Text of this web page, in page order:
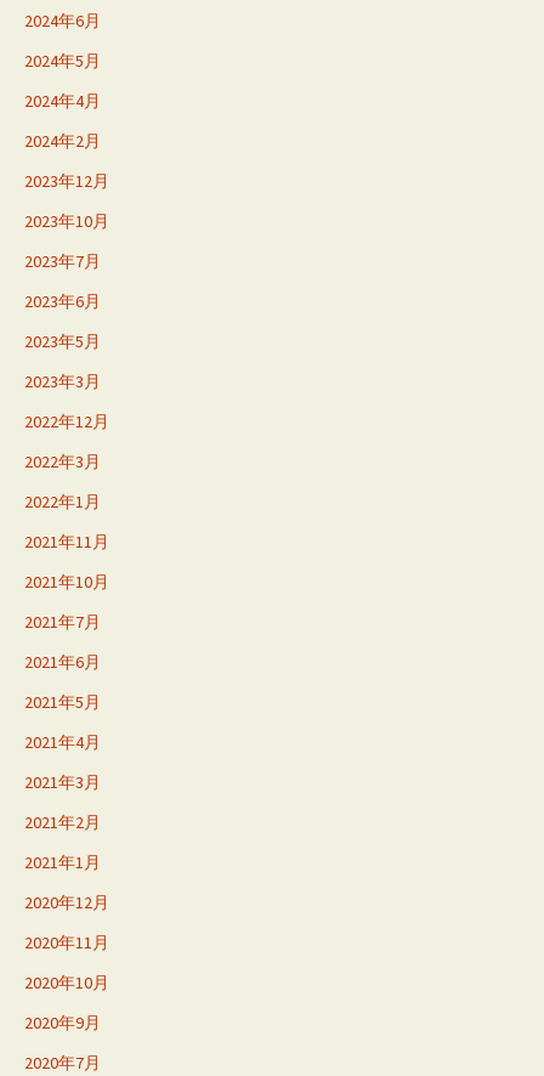
2024年6月
2024年5月
2024年4月
2024年2月
2023年12月
2023年10月
2023年7月
2023年6月
2023年5月
2023年3月
2022年12月
2022年3月
2022年1月
2021年11月
2021年10月
2021年7月
2021年6月
2021年5月
2021年4月
2021年3月
2021年2月
2021年1月
2020年12月
2020年11月
2020年10月
2020年9月
2020年7月